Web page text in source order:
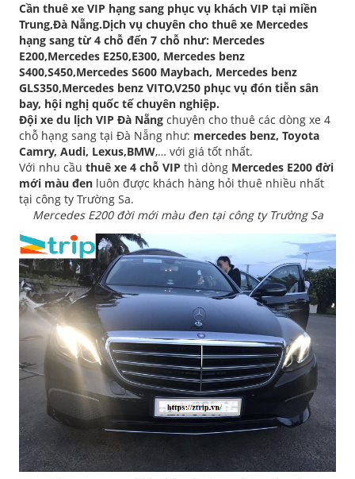
Cần thuê xe VIP hạng sang phục vụ khách VIP tại miền
Trung,Đà Nẵng.Dịch vụ chuyên cho thuê xe Mercedes
hạng sang từ 4 chỗ đến 7 chỗ như: Mercedes
E200,Mercedes E250,E300, Mercedes benz
S400,S450,Mercedes S600 Maybach, Mercedes benz
GLS350,Mercedes benz VITO,V250 phục vụ đón tiễn sân
bay, hội nghị quốc tế chuyên nghiệp.
Đội xe du lịch VIP Đà Nẵng chuyên cho thuê các dòng xe 4
chỗ hạng sang tại Đà Nẵng như: mercedes benz, Toyota
Camry, Audi, Lexus,BMW,… với giá tốt nhất.
Với nhu cầu thuê xe 4 chỗ VIP thì dòng Mercedes E200 đời
mới màu đen luôn được khách hàng hỏi thuê nhiều nhất
tại công ty Trường Sa.
Mercedes E200 đời mới màu đen tại công ty Trường Sa